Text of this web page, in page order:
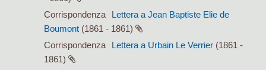
Corrispondenza
Lettera a Jean Baptiste Elie de
Boumont (1861 - 1861)
Corrispondenza
Lettera a Urbain Le Verrier (1861 -
1861)